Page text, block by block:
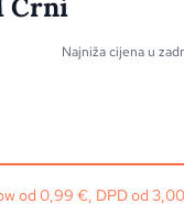
Crni
Najniža cijena u
od 0,99 €, DPD od